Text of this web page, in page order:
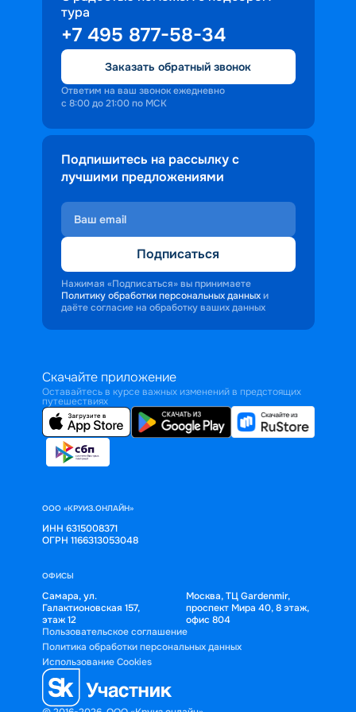
доброжелательность и заинтересованность
персонала корабля в каждом госте.
Ступая на борт теплохода, пассажиры
попадают в совершенно иную атмосферу,
где властвует тяга к приключениям и
открытиям.
тура
+7 495 877-58-34
Заказать обратный звонок
Ответим на ваш звонок ежедневно
с 8:00 до 21:00 по МСК
Подпишитесь на рассылку с
лучшими предложениями
Подписаться
Нажимая «Подписаться» вы принимаете
Политику обработки персональных данных и
даёте согласие на обработку ваших данных
Скачайте приложение
Оставайтесь в курсе важных изменений в предстоящих
путешествиях
ООО «КРУИЗ.ОНЛАЙН»
ИНН 6315008371
ОГРН 1166313053048
ОФИСЫ
Самара, ул.
Галактионовская 157,
этаж 12
Москва, ТЦ Gardenmir,
проспект Мира 40, 8 этаж,
офис 804
Пользовательское соглашение
Политика обработки персональных данных
Использование Cookies